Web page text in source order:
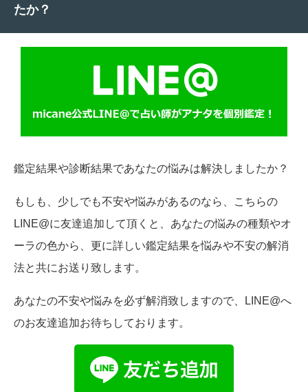
たか？
鑑定結果や診断結果であなたの悩みは解決しましたか？
もしも、少しでも不安や悩みがあるのなら、こちらの
LINE@に友達追加して頂くと、あなたの悩みの種類やオ
ーラの色から、更に詳しい鑑定結果を悩みや不安の解消
法と共にお送り致します。
あなたの不安や悩みを必ず解消致しますので、LINE@へ
のお友達追加お待ちしております。